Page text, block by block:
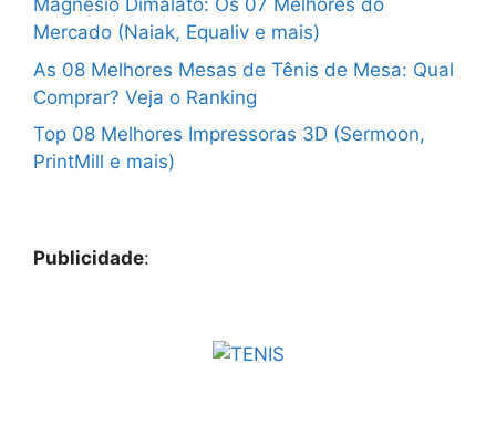
Magnésio Dimalato: Os 07 Melhores do
Mercado (Naiak, Equaliv e mais)
As 08 Melhores Mesas de Tênis de Mesa: Qual
Comprar? Veja o Ranking
Top 08 Melhores Impressoras 3D (Sermoon,
PrintMill e mais)
Publicidade: